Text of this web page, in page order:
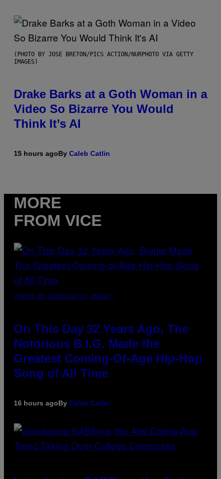
(PHOTO BY JOSE BRETON/PICS ACTION/NURPHOTO VIA GETTY
IMAGES)
Drake Barks at a Goth Woman in a
Video So Bizarre You Would
Think It’s AI
15 hours agoBy Caleb Catlin
MORE
FROM VICE
(PHOTO BY NITRO/GETTY IMAGES)
On This Day 32 Years Ago, The
Notorious B.I.G. Made the
Greatest Coming-Of-Age Hip-Hop
Song of All Time
16 hours agoBy Caleb Catlin